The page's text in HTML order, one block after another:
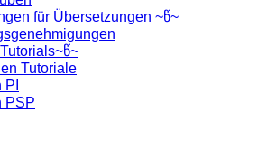
für Übersetzungen ~წ~
Tutoriale
PSP